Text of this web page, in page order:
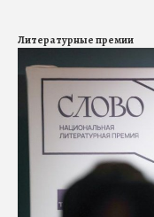
Литературные премии